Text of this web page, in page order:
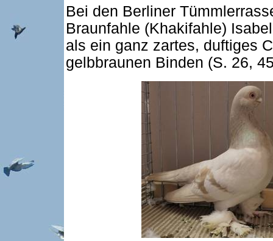
Bei den Berliner
Braunfahle (Khakifahle)
als ein ganz zartes, duftiges
gelbbraunen Binden (S. 26,